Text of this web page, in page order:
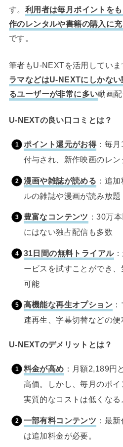
す。 利用者は毎月ポイントを
作のレンタルや書籍の購入に
です。
筆者もU-NEXTを活用していま
ラマなどはU-NEXTにしかな
るユーザーが非常に多い動画
U-NEXTの良い口コミとは？
ポイント還元がお得：毎月
付与され、新作映画のレ
漫画や雑誌が読める ：追
ルの雑誌や漫画が読み放題
豊富なコンテンツ ：30万
にはない独占配信も多数
31日間の無料トライアル
ービスを試すことができ
可能
高機能な再生オプション
速再生、字幕切替などの
U-NEXTのデメリットとは？
料金が高め ：月額2,189円
高価。しかし、毎月のポイ
実質的なコストは低くなる
一部有料コンテンツ ：最
は追加料金が必要。